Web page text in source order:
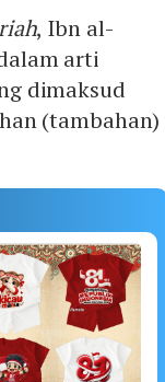
, Ibn al-
arti
dimaksud
(tambahan)